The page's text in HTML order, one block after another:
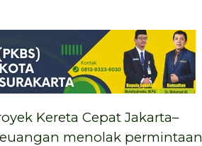
Kereta Cepat Jakarta–
menolak permintaan